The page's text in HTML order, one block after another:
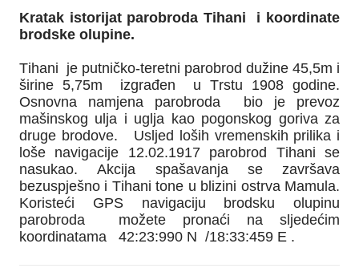
Kratak istorijat parobroda Tihani i koordinate
brodske olupine.
Tihani je putničko-teretni parobrod dužine 45,5m i
širine 5,75m izgrađen u Trstu 1908 godine.
Osnovna namjena parobroda bio je prevoz
mašinskog ulja i uglja kao pogonskog goriva za
druge brodove. Usljed loših vremenskih prilika i
loše navigacije 12.02.1917 parobrod Tihani se
nasukao. Akcija spašavanja se završava
bezuspješno i Tihani tone u blizini ostrva Mamula.
Koristeći GPS navigaciju brodsku olupinu
parobroda možete pronaći na sljedećim
koordinatama 42:23:990 N /18:33:459 E .